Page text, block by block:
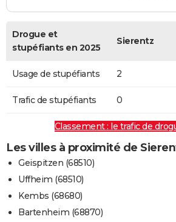
Drogue et
stupéfiants en 2025
Sierentz
Usage de stupéfiants 2
Trafic de stupéfiants 0
Classement : le trafic de
Les villes à proximité de
Geispitzen (68510)
Uffheim (68510)
Kembs (68680)
Bartenheim (68870)